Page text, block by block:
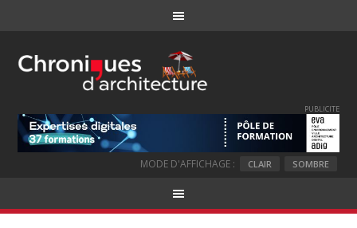
PUBLICITE
MODE D'AFFICHAGE : CLAIR SOMBRE